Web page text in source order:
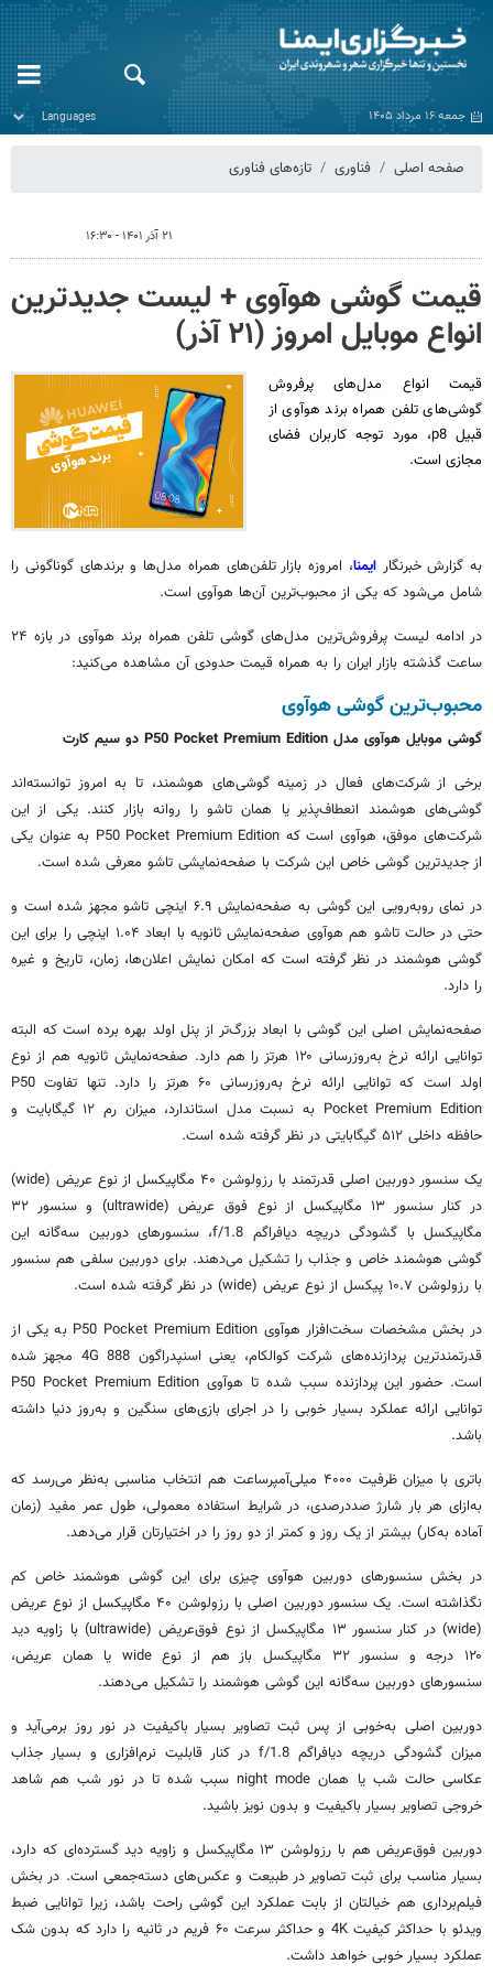
جمعه ۱۶ مرداد ۱۴۰۵
صفحه اصلی فناوری تازه‌های فناوری
۲۱ آذر ۱۴۰۱ - ۱۶:۳۰
قیمت گوشی هوآوی + لیست جدیدترین
انواع موبایل امروز (۲۱ آذر)
قیمت انواع مدل‌های پرفروش
گوشی‌های تلفن‌ همراه برند هوآوی از
قبیل p8، مورد توجه کاربران فضای
مجازی است.
به گزارش خبرنگار ایمنا، امروزه بازار تلفن‌های همراه مدل‌ها و برندهای گوناگونی را
شامل می‌شود که یکی از محبوب‌ترین آن‌ها هوآوی است.
در ادامه لیست پرفروش‌ترین مدل‌های گوشی تلفن همراه برند هوآوی
در بازه ۲۴
ساعت گذشته بازار ایران را به همراه قیمت حدودی آن مشاهده می‌کنید:
محبوب‌ترین گوشیهوآوی
گوشی موبایل هوآوی مدل P50 Pocket Premium Edition دو سیم کارت
برخی از شرکت‌های فعال در زمینه گوشی‌های هوشمند، تا به امروز توانسته‌اند
گوشی‌های هوشمند انعطاف‌پذیر یا همانتاشو را روانه بازار کنند. یکی از این
شرکت‌های موفق، هوآوی
است که P50 Pocket Premium Edition به عنوان یکی
از جدیدترین گوشی خاص این شرکت با صفحه‌نمایشی تاشو معرفی شده است.
در نمایروبه‌رویی این گوشی به صفحه‌نمایش ۶.۹ اینچی تاشومجهز شده است و
حتی در حالتتاشو هم هوآوی
صفحه‌نمایش ثانویه با ابعاد ۱.۰۴ اینچی را برای این
گوشی هوشمند در نظر گرفته است که امکان نمایش اعلان‌ها، زمان، تاریخ و غیره
را دارد.
صفحه‌نمایش اصلی این گوشی با ابعاد بزرگ‌تر از پنل اولد بهره برده است که البته
توانایی ارائه نرخ به‌روزرسانی ۱۲۰ هرتز را هم دارد. صفحه‌نمایش ثانویه هم از نوع
اولد
است که توانایی ارائه نرخ به‌روزرسانی ۶۰ هرتز را دارد. تنها تفاوت P50
Pocket Premium Edition به نسبت مدل استاندارد، میزان رم ۱۲ گیگابایت و
حافظه داخلی ۵۱۲ گیگابایتی در نظر گرفته شده است.
یک سنسور دوربین اصلی قدرتمند با رزولوشن ۴۰ مگاپیکسل از نوع عریض (wide)
در کنار سنسور ۱۳ مگاپیکسل از نوع فوق عریض (ultrawide) و سنسور ۳۲
مگاپیکسل با گشودگی دریچه دیافراگم f/1.8، سنسورهای دوربین سه‌گانه این
گوشی هوشمند خاص و جذاب را تشکیل می‌دهند. برای دوربین سلفی هم سنسور
با رزولوشن ۱۰.۷ پیکسل از نوع عریض (wide) در نظر گرفته شده است.
در بخش مشخصات سخت‌افزار هوآوی
P50 Pocket Premium Edition به یکی از
قدرتمندترین پردازنده‌های شرکتکوالکام، یعنی اسنپدراگون
888 4G مجهز شده
است. حضور این پردازنده سبب شده تا هوآوی P50 Pocket Premium Edition
توانایی ارائه عملکرد بسیار خوبی را در اجرای بازی‌های سنگین و به‌روز دنیا داشته
باشد.
باتری با میزان ظرفیت
میلی‌آمپرساعت هم انتخاب مناسبی به‌نظر می‌رسد که
به‌ازای هر بار شارژ صددرصدی، در شرایط استفاده معمولی، طول عمر مفید (زمان
آماده به‌کار) بیشتر از یک روز و کمتر از دو روز را در اختیارتان قرار می‌دهد.
در بخش سنسورهای دوربین هوآویچیزی برای این گوشی هوشمند خاص کم
نگذاشته است. یک سنسور دوربین اصلی با رزولوشن ۴۰ مگاپیکسل از نوع عریض
(wide) در کنار سنسور ۱۳ مگاپیکسل از نوع فوق‌عریض (ultrawide) با زاویه دید
۱۲۰ درجه و سنسور ۳۲ مگاپیکسل باز هم از نوع wide یا همان عریض،
سنسورهای دوربین سه‌گانه این گوشی هوشمند را تشکیل می‌دهند.
دوربین اصلی به‌خوبی از پس ثبت تصاویر بسیار باکیفیت در نور روز برمی‌آید و
میزان گشودگی دریچه دیافراگم f/1.8 در کنار قابلیت نرم‌افزاری و بسیار جذاب
عکاسی حالت شب یا همان night mode سبب شده تا در نور شب هم شاهد
خروجی تصاویر بسیار باکیفیت و بدون نویز باشید.
دوربین فوق‌عریض هم با رزولوشن ۱۳ مگاپیکسل و زاویه دید گسترده‌ای که دارد،
بسیار مناسب برای ثبت تصاویر در طبیعت و عکس‌های دسته‌جمعی است. در بخش
فیلم‌برداری هم خیالتان از بابت عملکرد این گوشی راحت باشد، زیرا توانایی ضبط
ویدئو با حداکثر کیفیت 4K و حداکثر سرعت ۶۰ فریم در ثانیه را دارد که بدون شک
عملکرد بسیار خوبی خواهد داشت.